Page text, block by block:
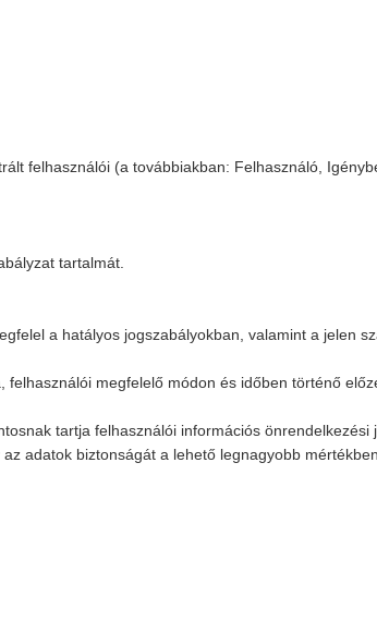
felhasználói (a továbbiakban: Felhasználó,
tartalmát.
a hatályos jogszabályokban, valamint a jelen
megfelelő módon és időben történő
tartja felhasználói információs önrendelkezési
adatok biztonságát a lehető legnagyobb